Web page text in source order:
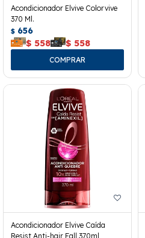
Acondicionador Elvive Colorvive
370 Ml.
$ 656
$ 558 $ 558
Acondicionador Elvive Caída
Resist Anti-hair Fall 370ml